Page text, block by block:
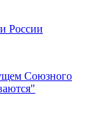
России
Союзного